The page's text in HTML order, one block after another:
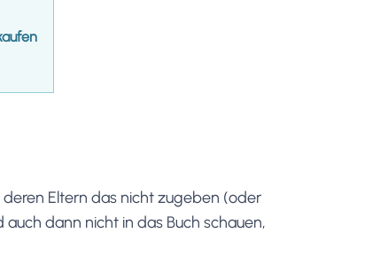
Eltern das nicht zugeben (oder
dann nicht in das Buch schauen,